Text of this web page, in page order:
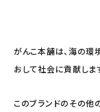
がんこ本舗は、海の環
おして社会に貢献しま
このブランドのその他